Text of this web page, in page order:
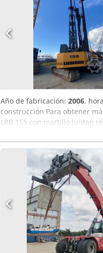
Año de fabricación: 2006,
construcción Para obtener
LRB 155 con martillo Juntan
GmbH, Wilhelmshaven.